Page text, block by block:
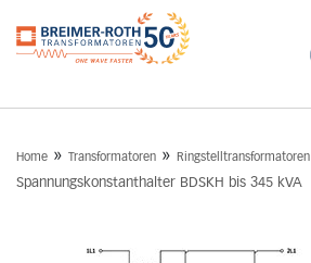
Home » Transformatoren » Ringstelltransformatoren
Spannungskonstanthalter BDSKH bis 345 kVA